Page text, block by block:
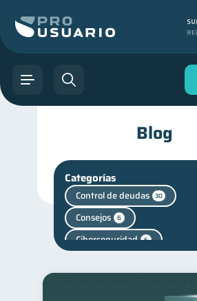
Blog
Categorías
Control de deudas 30
Consejos 6
Ciberseguridad 5